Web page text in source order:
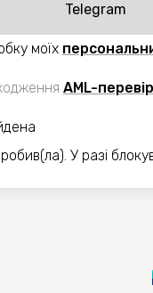
Telegram
моїх
AML-
У разі